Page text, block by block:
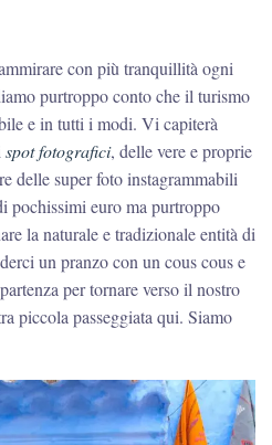
con più tranquillità ogni
purtroppo conto che il turismo
e in tutti i modi. Vi capiterà
spot fotografici, delle vere e proprie
delle super foto instagrammabili
pochissimi euro ma purtroppo
la naturale e tradizionale entità di
un pranzo con un cous cous e
per tornare verso il nostro
piccola passeggiata qui. Siamo